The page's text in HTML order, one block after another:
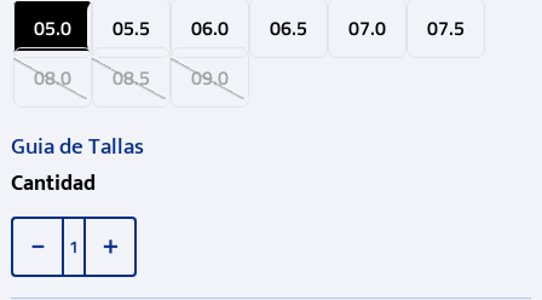
05.0 05.5 06.0 06.5 07.0
07.5
08.0
08.5 09.0
Guia de Tallas
Cantidad
＋
－